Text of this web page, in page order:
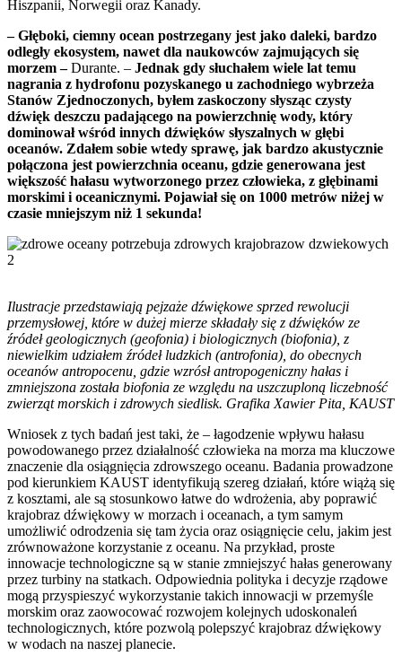
Hiszpanii, Norwegii oraz Kanady.
– Głęboki, ciemny ocean postrzegany jest jako daleki, bardzo
odległy ekosystem, nawet dla naukowców zajmujących się
morzem –Durante. – Jednak gdy słuchałem wiele lat temu
nagrania z hydrofonu pozyskanego u zachodniego wybrzeża
Stanów Zjednoczonych, byłem zaskoczony słysząc czysty
dźwięk deszczu padającego na powierzchnię wody, który
dominował wśród innych dźwięków słyszalnych w głębi
oceanów. Zdałem sobie wtedy sprawę, jak bardzo akustycznie
połączona jest powierzchnia oceanu, gdzie generowana jest
większość hałasu wytworzonego przez człowieka, z głębinami
morskimi i oceanicznymi. Pojawiał się on 1000 metrów niżej w
czasie mniejszym niż 1 sekunda!
Ilustracje przedstawiają pejzaże dźwiękowe sprzed rewolucji
przemysłowej, które w dużej mierze składały się z dźwięków ze
źródeł geologicznych (geofonia) i biologicznych (biofonia), z
niewielkim udziałem źródeł ludzkich (antrofonia), do obecnych
oceanów antropocenu, gdzie wzrósł antropogeniczny hałas i
zmniejszona została biofonia ze względu na uszczuploną liczebność
zwierząt morskich i zdrowych siedlisk. Grafika Xawier Pita, KAUST
Wniosek z tych badań jest taki, że – łagodzenie wpływu hałasu
powodowanego przez działalność człowieka na morza ma kluczowe
znaczenie dla osiągnięcia zdrowszego oceanu. Badania prowadzone
pod kierunkiem KAUST identyfikują szereg działań, które wiążą się
z kosztami, ale są stosunkowo łatwe do wdrożenia, aby poprawić
krajobraz dźwiękowy w morzach i oceanach, a tym samym
umożliwić odrodzenia się tam życia oraz osiągnięcie celu, jakim jest
zrównoważone korzystanie z oceanu. Na przykład, proste
innowacje technologiczne są w stanie zmniejszyć hałas generowany
przez turbiny na statkach. Odpowiednia polityka i decyzje rządowe
mogą przyspieszyć wykorzystanie takich innowacji w przemyśle
morskim oraz zaowocować rozwojem kolejnych udoskonaleń
technologicznych, które pozwolą polepszyć krajobraz dźwiękowy
w wodach na naszej planecie.